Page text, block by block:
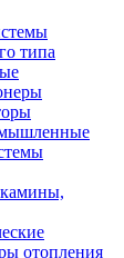
типа
отопления